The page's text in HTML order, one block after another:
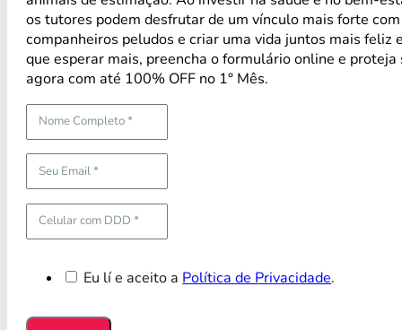
os tutores podem desfrutar de um vínculo mais forte
companheiros peludos e criar uma vida juntos mais feliz
que esperar mais, preencha o formulário online e proteja
agora com até 100% OFF no 1° Mês.
Eu lí e aceito a Política de Privacidade.